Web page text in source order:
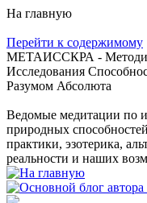
На главную
Перейти к содержимому
МЕТАИССКРА -
Исследования
Разумом Абсолюта
Ведомые медитации по
природных
практики, эзотерика,
реальности и наших